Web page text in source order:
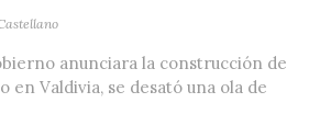
anunciara la construcción de
en Valdivia, se desató una ola de